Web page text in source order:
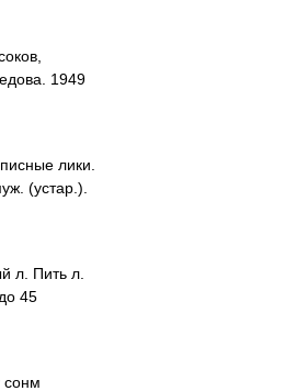
1949
лики.
(устар.).
л. Пить л.
45
сонм